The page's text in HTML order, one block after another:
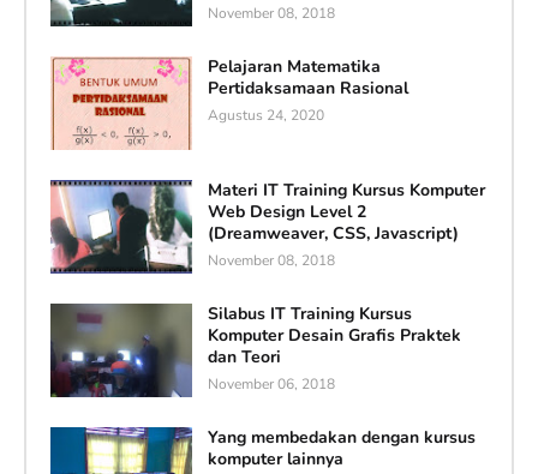
November 08, 2018
Pelajaran Matematika
Pertidaksamaan Rasional
Agustus 24, 2020
Materi IT Training Kursus Komputer
Web Design Level 2
(Dreamweaver, CSS, Javascript)
November 08, 2018
Silabus IT Training Kursus
Komputer Desain Grafis Praktek
dan Teori
November 06, 2018
Yang membedakan dengan kursus
komputer lainnya